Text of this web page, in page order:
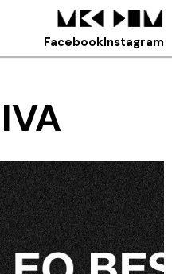
FacebookInstagram